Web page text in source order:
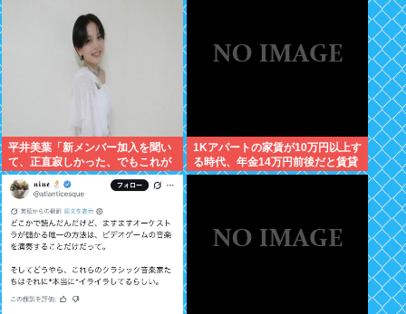
平井美葉「新メンバー加入を聞い
て、正直寂しかった、でもこれが
新しいビヨなんだと、寂しさを受
け止めるこ
1Kアパートの家賃が10万円以上す
る時代、年金14万円前後だと賃貸
の人は無理じゃね？